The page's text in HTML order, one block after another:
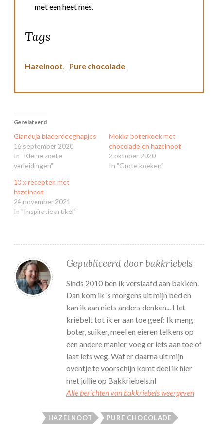
met een heet mes.
Tags
Hazelnoot Pure chocolade
Gerelateerd
Gianduja bladerdeeghapjes
16 september 2020
In "Kleine zoete
verleidingen"
Mokka boterkoek met
chocolade en hazelnoot
2 oktober 2020
In "Grote koeken"
10 x recepten met
hazelnoot
24 november 2021
In "Inspiratie artikel"
Gepubliceerd door bakkriebels
Sinds 2010 ben ik verslaafd aan bakken.
Dan kom ik 's morgens uit mijn bed en
kan ik aan niets anders denken... Het
kriebelt tot ik er aan toe geef: Ik meng
boter, suiker, meel en eieren telkens op
een andere manier, voeg er iets aan toe of
laat iets weg. Wat er daarna uit mijn
oventje te voorschijn komt deel ik hier
met jullie op Bakkriebels.nl
Alle berichten van bakkriebels weergeven
HAZELNOOT PURE CHOCOLADE